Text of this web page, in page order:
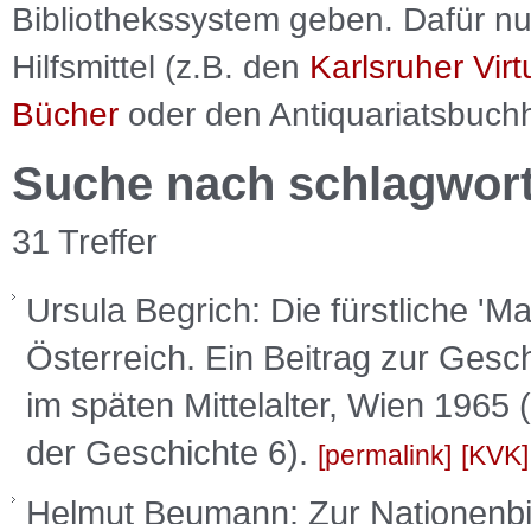
Bibliothekssystem geben. Dafür
Hilfsmittel (z.B. den Karlsruher
Bücher oder den
Suche nach
31 Treffer
Ursula Begrich: Die fürstliche
Österreich. Ein Beitrag zur
im späten Mittelalter, Wien
der Geschichte 6).
permalink KVK
Helmut Beumann: Zur